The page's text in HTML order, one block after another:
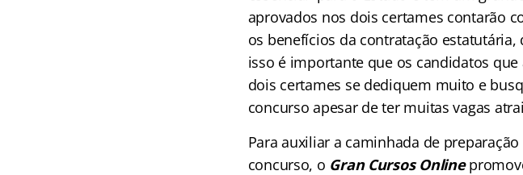
aprovados nos dois certames contarão
os benefícios da contratação
isso é importante que os candidatos
dois certames se dediquem muito e
concurso apesar de ter muitas vagas
Para auxiliar a caminhada de
concurso, o Gran Cursos Online